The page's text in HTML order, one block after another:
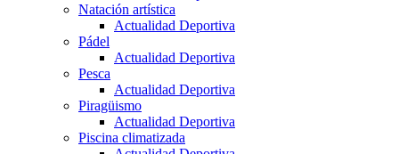
Natación artística
Actualidad Deportiva
Pádel
Actualidad Deportiva
Pesca
Actualidad Deportiva
Piragüismo
Actualidad Deportiva
Piscina climatizada